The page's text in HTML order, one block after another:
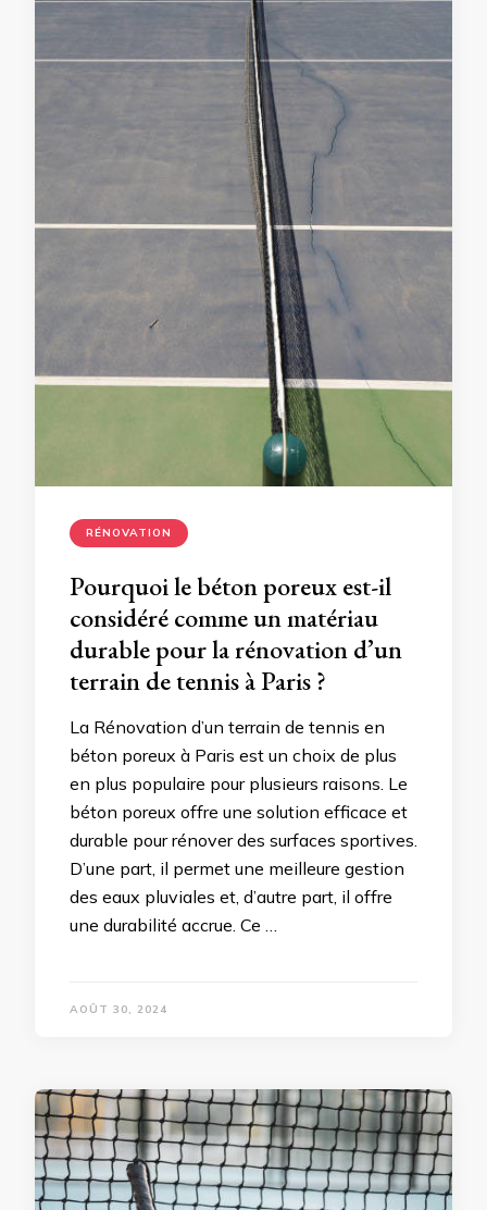
RÉNOVATION
Pourquoi le béton poreux est-il
considéré comme un matériau
durable pour la rénovation d’un
terrain de tennis à Paris ?
La Rénovation d’un terrain de tennis en
béton poreux à Paris est un choix de plus
en plus populaire pour plusieurs raisons. Le
béton poreux offre une solution efficace et
durable pour rénover des surfaces sportives.
D’une part, il permet une meilleure gestion
des eaux pluviales et, d’autre part, il offre
une durabilité accrue. Ce …
AOÛT 30, 2024